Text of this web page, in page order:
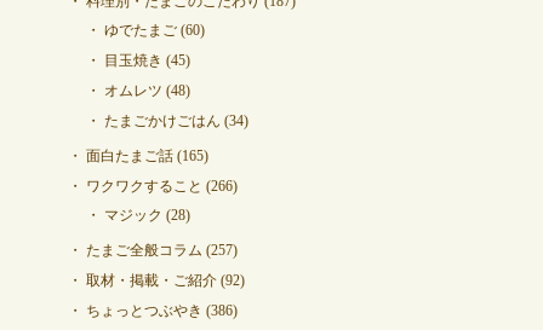
ゆでたまご(60)
目玉焼き (45)
オムレツ (48)
たまごかけごはん (34)
面白たまご話(165)
ワクワクすること (266)
マジック (28)
たまご全般コラム (257)
取材・掲載・ご紹介(92)
ちょっとつぶやき (386)